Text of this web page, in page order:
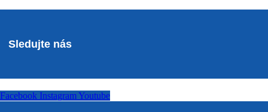
Sledujte nás
Facebook InstagramYoutube